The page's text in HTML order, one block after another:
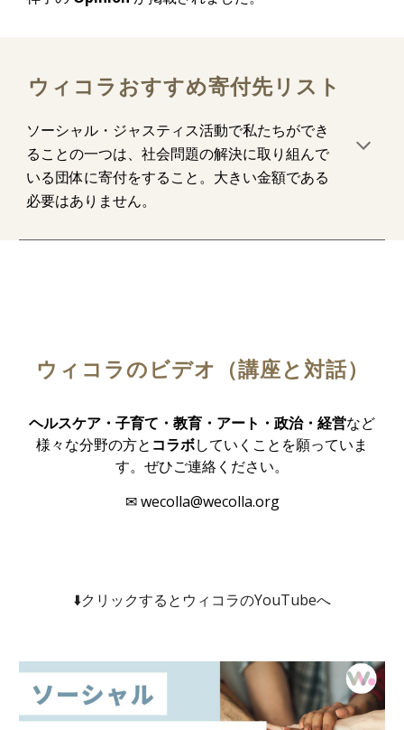
ウィコラおすすめ寄付先リスト
ソーシャル・ジャスティス活動で私たちができ
ることの一つは、社会問題の解決に取り組んで
いる団体に寄付をすること。大きい金額である
必要はありません。
ウィコラのビデオ（講座と対話）
ヘルスケア・ 子育て・教育・アート・政治・経営など
様々な分野の方と コラボしていくことを願っていま
す。ぜひご連絡ください。
✉ wecolla@wecolla.org
⬇️クリックするとウィコラのYouTubeへ